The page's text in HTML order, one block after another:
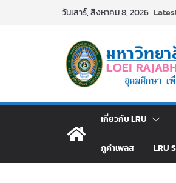
วันเสาร์, สิงหาคม 8, 2026
เกี่ยวกับ LRU
ภูคำเพลส LRU